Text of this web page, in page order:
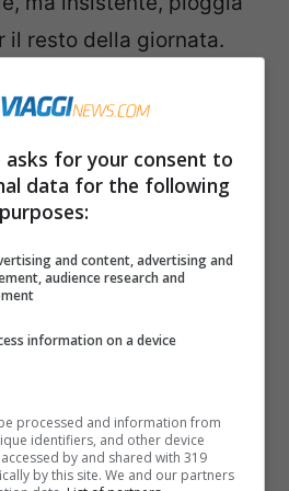
il resto della giornata.
in valigiaè
capi pesanti e
Maglie termiche o
è l’ideale in quanto
visitare Vienna vi
dei musei e
caldo. Tenete poi conto
neve: scarpe
e antiscivolo sono
poi guanti, sciarpe
un poncho,
asks for your consent to
data for the following
purposes:
and content, advertising and
audience research and
information on a device
processed and information from
identifiers, and other device
by and shared with 319
by this site. We and our partners